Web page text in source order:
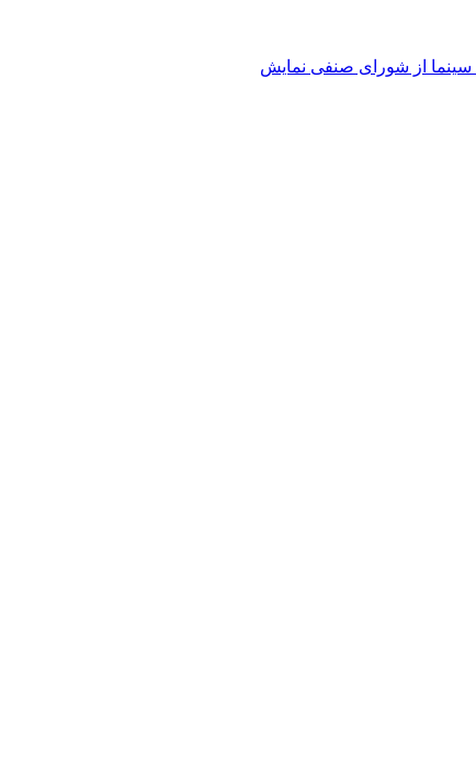
سینما از شورای صنفی نمایش